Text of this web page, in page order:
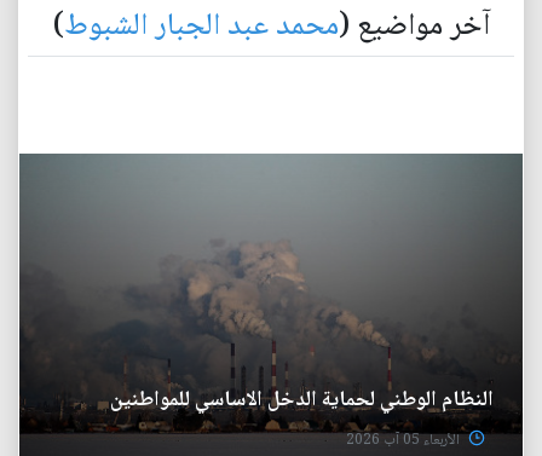
آخر مواضيع (محمد عبد الجبار الشبوط)
النظام الوطني لحماية الدخل الاساسي للمواطنين
الأربعاء 05 آب 2026